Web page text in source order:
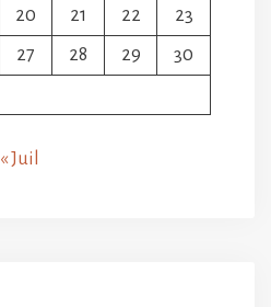
20 21 22
23
27 28 29
30
« Juil